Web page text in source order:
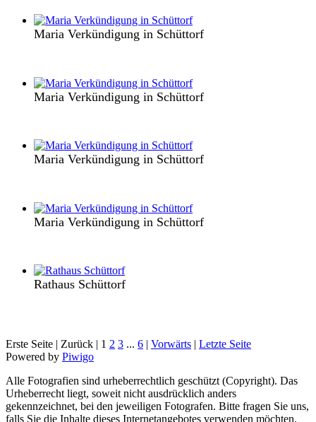
Maria Verkündigung in Schüttorf
Maria Verkündigung in Schüttorf
Maria Verkündigung in Schüttorf
Maria Verkündigung in Schüttorf
Rathaus Schüttorf
Erste Seite | Zurück | 1 2 3 ... 6 | Vorwärts | Letzte Seite
Powered by Piwigo
Alle Fotografien sind urheberrechtlich geschützt (Copyright). Das
Urheberrecht liegt, soweit nicht ausdrücklich anders
gekennzeichnet, bei den jeweiligen Fotografen. Bitte fragen Sie uns,
falls Sie die Inhalte dieses Internetangebotes verwenden möchten.